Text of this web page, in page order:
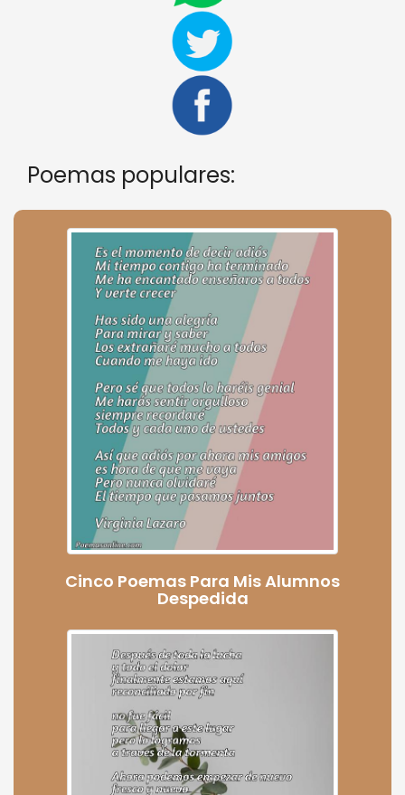
Poemas populares:
Cinco Poemas Para Mis Alumnos
Despedida